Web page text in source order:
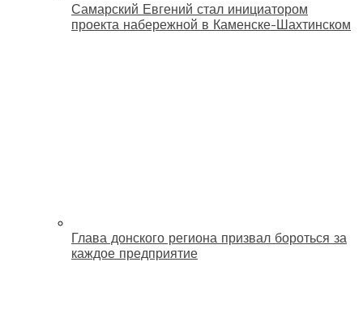
Самарский Евгений стал инициатором
проекта набережной в Каменске-Шахтинском
Глава донского региона призвал бороться за
каждое предприятие